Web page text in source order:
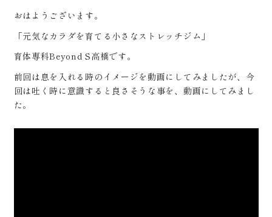
おはようございます。
「元気なカラダを育てる小さなストレッチジム」
育体専科Beyond S高橋です。
前回は息を入れる時のイメージを動画にしてみましたが、今
回は吐く時に意識すると良さそうな事を、動画にしてみまし
た。